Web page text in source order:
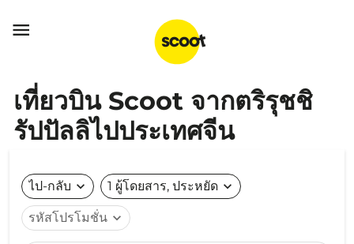

เที่ยวบิน Scoot จากตริรุชชิ
รัปปัลลิไปประเทศจีน
ไป-กลับ expand_more 1 ผู้โดยสาร, ประหยัด expand_more
รหัสโปรโมชั่น expand_more